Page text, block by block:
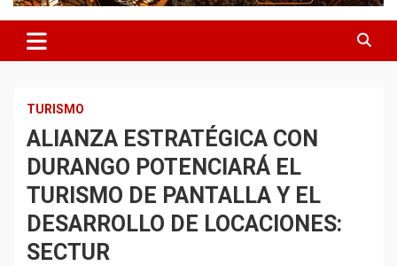
TURISMO
ALIANZA ESTRATÉGICA CON
DURANGO POTENCIARÁ EL
TURISMO DE PANTALLA Y EL
DESARROLLO DE LOCACIONES:
SECTUR